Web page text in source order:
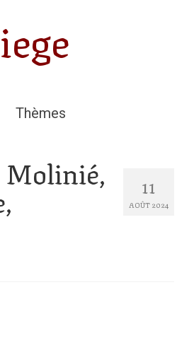
Thèmes
11
AOÛT 2024
Molinié,